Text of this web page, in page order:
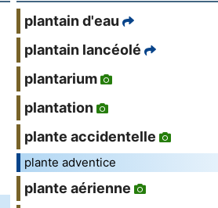
plantain d'eau
plantain lancéolé
plantarium
plantation
plante accidentelle
plante adventice
plante aérienne